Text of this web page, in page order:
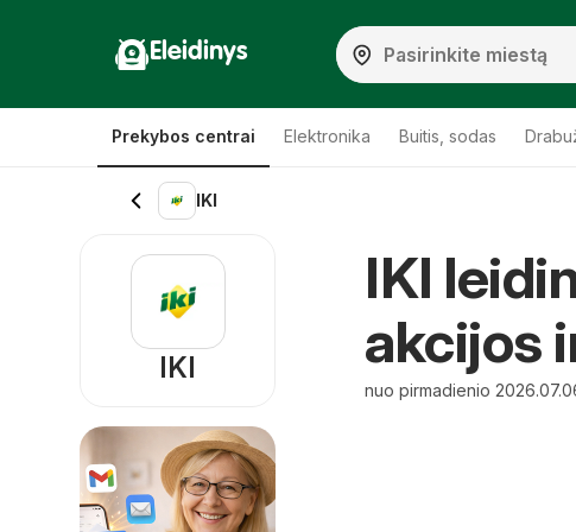
Eleidinys
Prekybos centrai Elektronika Buitis, sodas
IKI
IKI
akcijos
nuo pirmadienio
IKI